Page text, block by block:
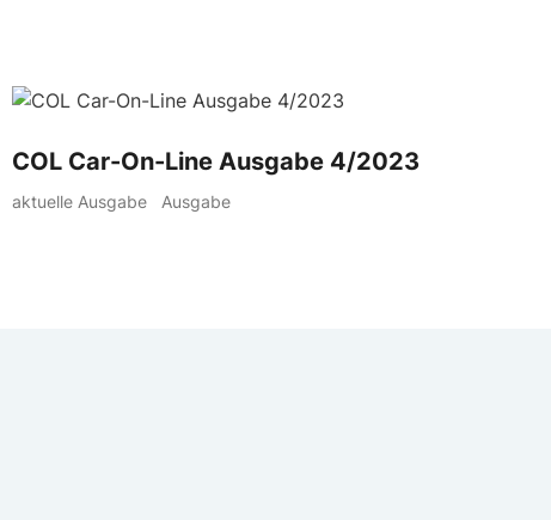
COL Car-On-Line Ausgabe 4/2023
aktuelle Ausgabe Ausgabe